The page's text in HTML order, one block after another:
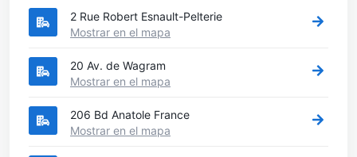
2 Rue Robert Esnault-Pelterie
Mostrar en el mapa
20 Av. de Wagram
Mostrar en el mapa
206 Bd Anatole France
Mostrar en el mapa